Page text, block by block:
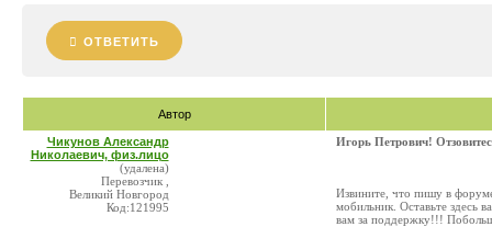
ОТВЕТИТЬ
Автор
Чикунов Александр
Николаевич, физ.лицо
(удалена)
Перевозчик ,
Великий Новгород
Код:121995
Игорь Петрович!
Извините, что пишу в
мобильник. Оставьте здесь
вам за поддержку!!!